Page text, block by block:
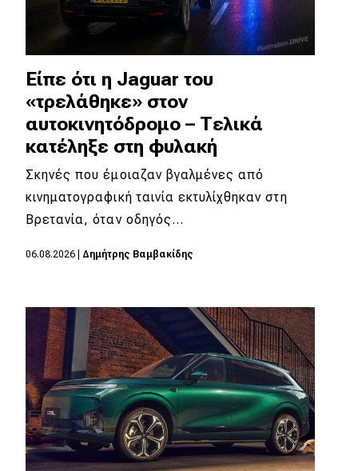
Είπε ότι η Jaguar του
«τρελάθηκε» στον
αυτοκινητόδρομο – Τελικά
κατέληξε στη φυλακή
Σκηνές που έμοιαζαν βγαλμένες από
κινηματογραφική ταινία εκτυλίχθηκαν στη
Βρετανία, όταν οδηγός…
06.08.2026 Δημήτρης Βαμβακίδης